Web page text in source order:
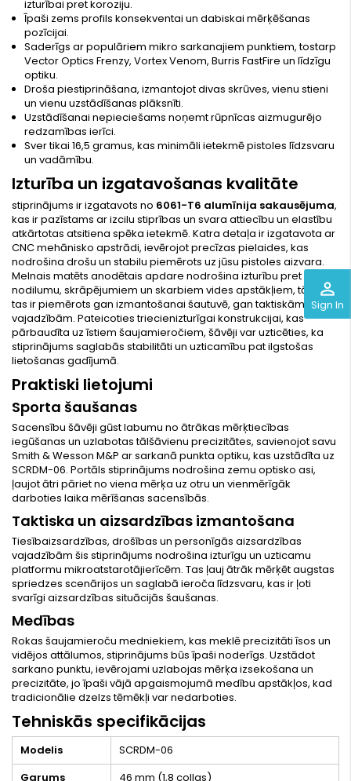
perm_identity
Sign In
izturībai pret koroziju.
Īpaši zems profils konsekventai un dabiskai mērķēšanas
pozīcijai.
Saderīgs ar populāriem mikro sarkanajiem punktiem, tostarp
Vector Optics Frenzy, Vortex Venom, Burris FastFire un līdzīgu
optiku.
Droša piestiprināšana, izmantojot divas skrūves, vienu stieni
un vienu uzstādīšanas plāksnīti.
Uzstādīšanai nepieciešams noņemt rūpnīcas aizmugurējo
redzamības ierīci.
Sver tikai 16,5 gramus, kas minimāli ietekmē pistoles līdzsvaru
un vadāmību.
Izturība un izgatavošanas kvalitāte
stiprinājums ir izgatavots no 6061-T6 alumīnija sakausējuma,
kas ir pazīstams ar izcilu stiprības un svara attiecību un elastību
atkārtotas atsitiena spēka ietekmē. Katra detaļa ir izgatavota ar
CNC mehānisko apstrādi, ievērojot precīzas pielaides, kas
nodrošina drošu un stabilu piemērots uz jūsu pistoles aizvara.
Melnais matēts anodētais apdare nodrošina izturību pret
nodilumu, skrāpējumiem un skarbiem vides apstākļiem, tāpēc
tas ir piemērots gan izmantošanai šautuvē, gan taktiskām
vajadzībām. Pateicoties triecienizturīgai konstrukcijai, kas
pārbaudīta uz īstiem šaujamieročiem, šāvēji var uzticēties, ka
stiprinājums saglabās stabilitāti un uzticamību pat ilgstošas
lietošanas gadījumā.
Praktiski lietojumi
Sporta šaušanas
Sacensību šāvēji gūst labumu no ātrākas mērķtiecības
iegūšanas un uzlabotas tālšāvienu precizitātes, savienojot savu
Smith & Wesson M&P ar sarkanā punkta optiku, kas uzstādīta uz
SCRDM-06. Portāls stiprinājums nodrošina zemu optisko asi,
ļaujot ātri pāriet no viena mērķa uz otru un vienmērīgāk
darboties laika mērīšanas sacensībās.
Taktiska un aizsardzības izmantošana
Tiesībaizsardzības, drošības un personīgās aizsardzības
vajadzībām šis stiprinājums nodrošina izturīgu un uzticamu
platformu mikroatstarotājierīcēm. Tas ļauj ātrāk mērķēt augstas
spriedzes scenārijos un saglabā ieroča līdzsvaru, kas ir ļoti
svarīgi aizsardzības situācijās šaušanas.
Medības
Rokas šaujamieroču medniekiem, kas meklē precizitāti īsos un
vidējos attālumos, stiprinājums būs īpaši noderīgs. Uzstādot
sarkano punktu, ievērojami uzlabojas mērķa izsekošana un
precizitāte, jo īpaši vājā apgaismojumā medību apstākļos, kad
tradicionālie dzelzs tēmēkļi var nedarboties.
Tehniskās specifikācijas
Modelis
SCRDM-06
Garums
46 mm (1,8 collas)